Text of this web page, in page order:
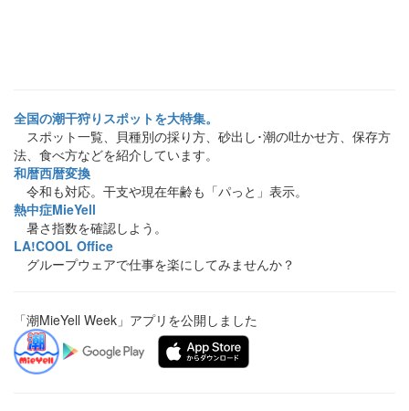
全国の潮干狩りスポットを大特集。
スポット一覧、貝種別の採り方、砂出し･潮の吐かせ方、保存方
法、食べ方などを紹介しています。
和暦西暦変換
令和も対応。干支や現在年齢も「パっと」表示。
熱中症MieYell
暑さ指数を確認しよう。
LA!COOL Office
グループウェアで仕事を楽にしてみませんか？
「潮MieYell Week」アプリを公開しました